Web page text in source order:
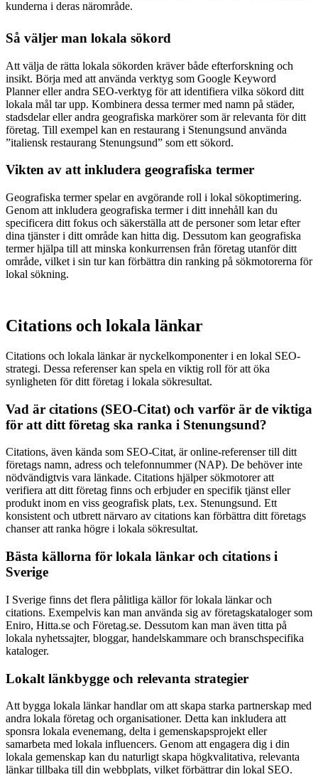
kunderna i deras närområde.
Så väljer man lokala sökord
Att välja de rätta lokala sökorden kräver både efterforskning och
insikt. Börja med att använda verktyg som Google Keyword
Planner eller andra SEO-verktyg för att identifiera vilka sökord ditt
lokala mål tar upp. Kombinera dessa termer med namn på städer,
stadsdelar eller andra geografiska markörer som är relevanta för ditt
företag. Till exempel kan en restaurang i Stenungsund använda
”italiensk restaurang Stenungsund” som ett sökord.
Vikten av att inkludera geografiska termer
Geografiska termer spelar en avgörande roll i lokal sökoptimering.
Genom att inkludera geografiska termer i ditt innehåll kan du
specificera ditt fokus och säkerställa att de personer som letar efter
dina tjänster i ditt område kan hitta dig. Dessutom kan geografiska
termer hjälpa till att minska konkurrensen från företag utanför ditt
område, vilket i sin tur kan förbättra din ranking på sökmotorerna för
lokal sökning.
Citations och lokala länkar
Citations och lokala länkar är nyckelkomponenter i en lokal SEO-
strategi. Dessa referenser kan spela en viktig roll för att öka
synligheten för ditt företag i lokala sökresultat.
Vad är citations (SEO-Citat) och varför är de viktiga
för att ditt företag ska ranka i Stenungsund?
Citations, även kända som SEO-Citat, är online-referenser till ditt
företags namn, adress och telefonnummer (NAP). De behöver inte
nödvändigtvis vara länkade. Citations hjälper sökmotorer att
verifiera att ditt företag finns och erbjuder en specifik tjänst eller
produkt inom en viss geografisk plats, t.ex. Stenungsund. Ett
konsistent och utbrett närvaro av citations kan förbättra ditt företags
chanser att ranka högre i lokala sökresultat.
Bästa källorna för lokala länkar och citations i
Sverige
I Sverige finns det flera pålitliga källor för lokala länkar och
citations. Exempelvis kan man använda sig av företagskataloger som
Eniro, Hitta.se och Företag.se. Dessutom kan man även titta på
lokala nyhetssajter, bloggar, handelskammare och branschspecifika
kataloger.
Lokalt länkbygge och relevanta strategier
Att bygga lokala länkar handlar om att skapa starka partnerskap med
andra lokala företag och organisationer. Detta kan inkludera att
sponsra lokala evenemang, delta i gemenskapsprojekt eller
samarbeta med lokala influencers. Genom att engagera dig i din
lokala gemenskap kan du naturligt skapa högkvalitativa, relevanta
länkar tillbaka till din webbplats, vilket förbättrar din lokal SEO.